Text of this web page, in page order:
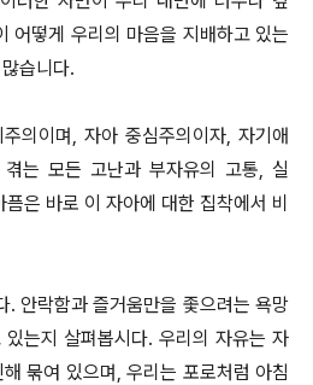
어떻게 우리의 마음을 지배하고 있는
습니다.
의이며, 자아 중심주의이자, 자기애
는 모든 고난과 부자유의 고통, 실
은 바로 이 자아에 대한 집착에서 비
. 안락함과 즐거움만을 좇으려는 욕망
는지 살펴봅시다. 우리의 자유는 자
묶여 있으며, 우리는 포로처럼 아침